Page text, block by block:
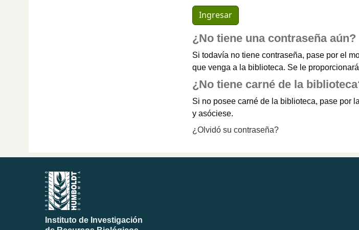
¿No tiene una contraseña aún?
Si todavía no tiene contraseña, pase por el
que venga a la biblioteca. Se le
¿No tiene carné de la
Si no posee carné de la biblioteca, pase por
y asóciese.
¿Olvidó su contraseña?
Instituto de Investigación